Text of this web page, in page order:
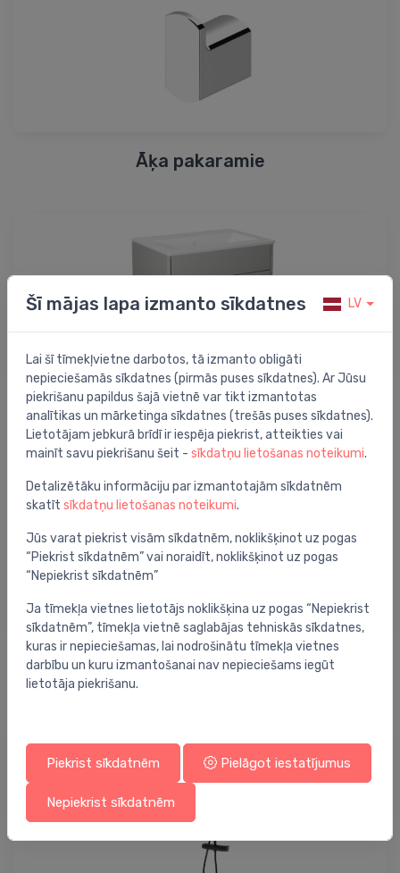
Āķa pakaramie
Mēbeļu komplekti
Spoguļskapji
Šī mājas lapa izmanto sīkdatnes LV
Lai šī tīmekļvietne darbotos, tā izmanto obligāti
nepieciešamās sīkdatnes (pirmās puses sīkdatnes). Ar Jūsu
piekrišanu papildus šajā vietnē var tikt izmantotas
analītikas un mārketinga sīkdatnes (trešās puses sīkdatnes).
Lietotājam jebkurā brīdī ir iespēja piekrist, atteikties vai
mainīt savu piekrišanu šeit - sīkdatņu lietošanas noteikumi.
Detalizētāku informāciju par izmantotajām sīkdatnēm
skatīt sīkdatņu lietošanas noteikumi.
Jūs varat piekrist visām sīkdatnēm, noklikšķinot uz pogas
“Piekrist sīkdatnēm” vai noraidīt, noklikšķinot uz pogas
“Nepiekrist sīkdatnēm”
Ja tīmekļa vietnes lietotājs noklikšķina uz pogas “Nepiekrist
sīkdatnēm”, tīmekļa vietnē saglabājas tehniskās sīkdatnes,
kuras ir nepieciešamas, lai nodrošinātu tīmekļa vietnes
darbību un kuru izmantošanai nav nepieciešams iegūt
lietotāja piekrišanu.
Piekrist sīkdatnēm Pielāgot iestatījumus
Nepiekrist sīkdatnēm